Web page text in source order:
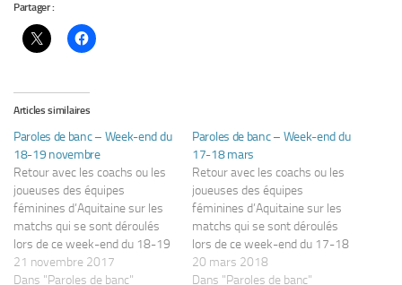
Partager :
Articles similaires
Paroles de banc – Week-end du
18-19 novembre
Retour avec les coachs ou les
joueuses des équipes
féminines d’Aquitaine sur les
matchs qui se sont déroulés
lors de ce week-end du 18-19
novembre. Si vous êtes un(e)
coach intéressé(e) (ou une
21 novembre 2017
Dans "Paroles de banc"
Paroles de banc – Week-end du
17-18 mars
Retour avec les coachs ou les
joueuses des équipes
féminines d’Aquitaine sur les
matchs qui se sont déroulés
lors de ce week-end du 17-18
mars. Si vous êtes un(e) coach
intéressé(e) (ou une joueuse)
20 mars 2018
Dans "Paroles de banc"